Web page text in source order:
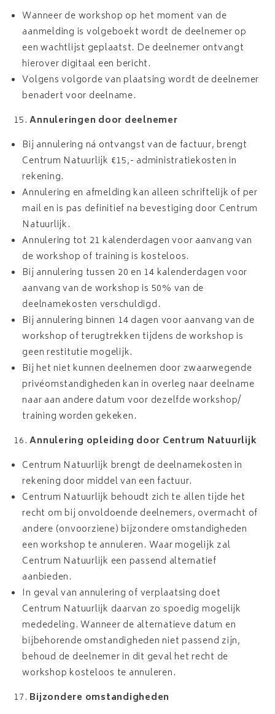
Wanneer de workshop op het moment van de
aanmelding is volgeboekt wordt de deelnemer op
een wachtlijst geplaatst. De deelnemer ontvangt
hierover digitaal een bericht.
Volgens volgorde van plaatsing wordt de deelnemer
benadert voor deelname.
Annuleringen door deelnemer
Bij annulering ná ontvangst van de factuur, brengt
Centrum Natuurlijk €15,- administratiekosten in
rekening.
Annulering en afmelding kan alleen schriftelijk of per
mail en is pas definitief na bevestiging door Centrum
Natuurlijk.
Annulering tot 21 kalenderdagen voor aanvang van
de workshop of training is kosteloos.
Bij annulering tussen 20 en 14 kalenderdagen voor
aanvang van de workshop is 50% van de
deelnamekosten verschuldigd.
Bij annulering binnen 14 dagen voor aanvang van de
workshop of terugtrekken tijdens de workshop is
geen restitutie mogelijk.
Bij het niet kunnen deelnemen door zwaarwegende
privéomstandigheden kan in overleg naar deelname
naar aan andere datum voor dezelfde workshop/
training worden gekeken.
Annulering opleiding door Centrum Natuurlijk
Centrum Natuurlijk brengt de deelnamekosten in
rekening door middel van een factuur.
Centrum Natuurlijk behoudt zich te allen tijde het
recht om bij onvoldoende deelnemers, overmacht of
andere (onvoorziene) bijzondere omstandigheden
een workshop te annuleren. Waar mogelijk zal
Centrum Natuurlijk een passend alternatief
aanbieden.
In geval van annulering of verplaatsing doet
Centrum Natuurlijk daarvan zo spoedig mogelijk
mededeling. Wanneer de alternatieve datum en
bijbehorende omstandigheden niet passend zijn,
behoud de deelnemer in dit geval het recht de
workshop kosteloos te annuleren.
Bijzondere omstandigheden